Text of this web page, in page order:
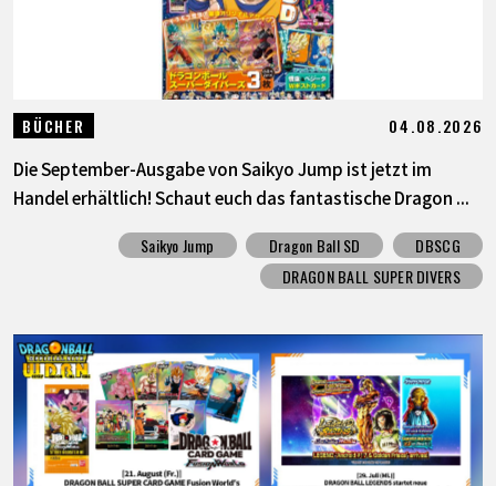
BÜCHER 04.08.2026
Die September-Ausgabe von Saikyo Jump ist jetzt im
Handel erhältlich! Schaut euch das fantastische Dragon ...
Saikyo Jump Dragon Ball SD
DBSCG
DRAGON BALL SUPER DIVERS